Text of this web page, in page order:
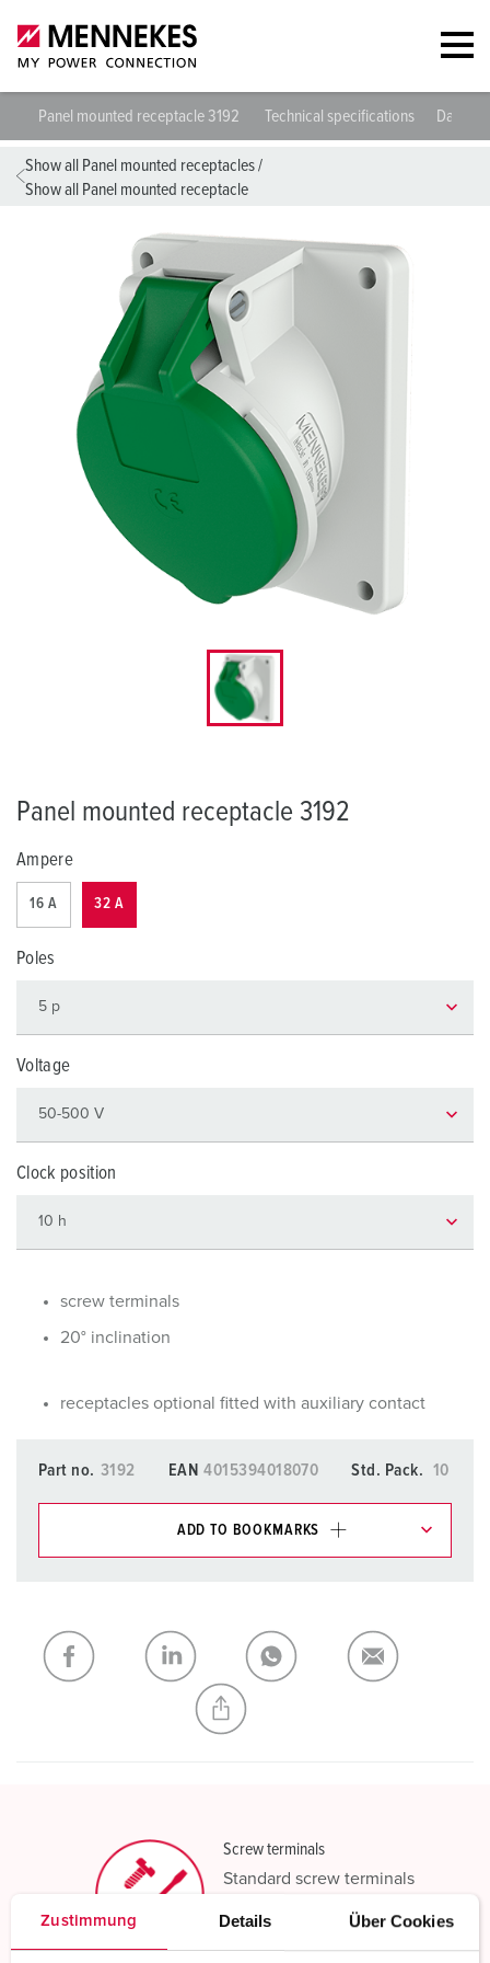
Zustimmung Details Über Cookies
Panel mounted receptacle 3192 Technical specifications
Show all Panel mounted receptacles/
Show all Panel mounted receptacle
Panel mounted receptacle 3192
Ampere
16 A 32 A
Poles
Voltage
Clock position
screw terminals
20° inclination
receptacles optional fitted with auxiliary contact
Part no. 3192 EAN 4015394018070 Std. Pack. 10
ADD TO BOOKMARKS
My list ADD
CREATE A NEW LIST
Screw terminals
Standard screw terminals
Read more